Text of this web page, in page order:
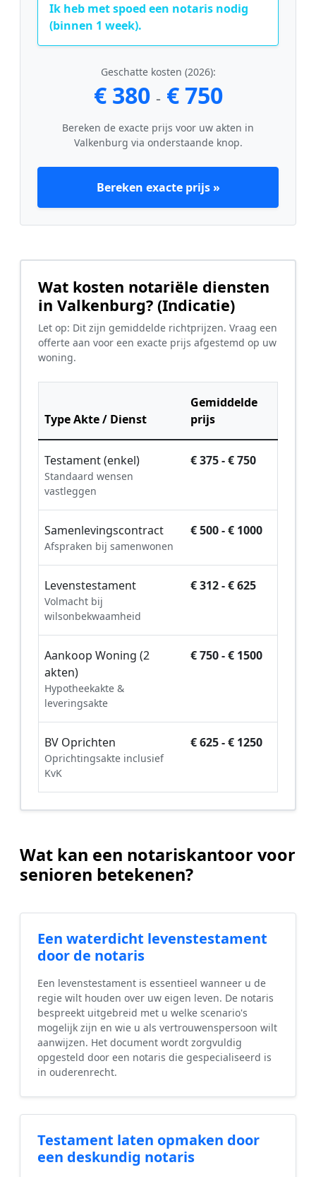
Ik heb met spoed een notaris nodig
(binnen 1 week).
Geschatte kosten (2026):
€ 380 - € 750
Bereken de exacte prijs voor uw akten in
Valkenburg via onderstaande knop.
Bereken exacte prijs »
Wat kosten notariële diensten
in Valkenburg? (Indicatie)
Let op: Dit zijn gemiddelde richtprijzen. Vraag een
offerte aan voor een exacte prijs afgestemd op uw
woning.
Type Akte / Dienst
Gemiddelde
prijs
Testament (enkel)
Standaard wensen
vastleggen
€ 375 - € 750
Samenlevingscontract
Afspraken bij samenwonen
€ 500 - € 1000
Levenstestament
Volmacht bij
wilsonbekwaamheid
€ 312 - € 625
Aankoop Woning (2
akten)
Hypotheekakte &
leveringsakte
€ 750 - € 1500
BV Oprichten
Oprichtingsakte inclusief
KvK
€ 625 - € 1250
Wat kan een notariskantoor voor
senioren betekenen?
Een waterdicht levenstestament
door de notaris
Een levenstestament is essentieel wanneer u de
regie wilt houden over uw eigen leven. De notaris
bespreekt uitgebreid met u welke scenario's
mogelijk zijn en wie u als vertrouwenspersoon wilt
aanwijzen. Het document wordt zorgvuldig
opgesteld door een notaris die gespecialiseerd is
in ouderenrecht.
Testament laten opmaken door
een deskundig notaris